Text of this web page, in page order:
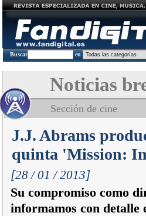
Buscar en
Noticias
Sección de cine
J.J. Abrams
quinta 'Mission:
[28 / 01 / 2013]
Su compromiso como
informamos con detalle